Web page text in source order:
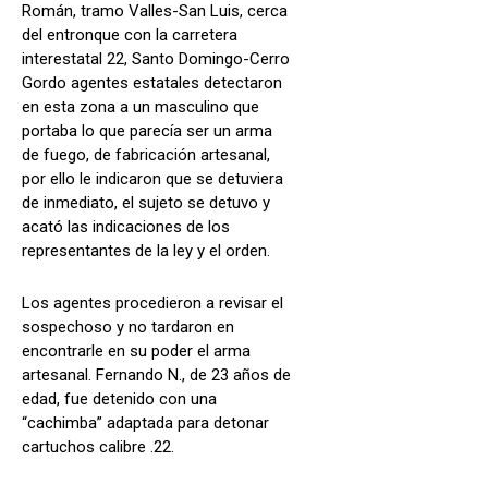
Román, tramo Valles-San Luis, cerca
del entronque con la carretera
interestatal 22, Santo Domingo-Cerro
Gordo agentes estatales detectaron
en esta zona a un masculino que
portaba lo que parecía ser un arma
de fuego, de fabricación artesanal,
por ello le indicaron que se detuviera
de inmediato, el sujeto se detuvo y
acató las indicaciones de los
representantes de la ley y el orden.
Los agentes procedieron a revisar el
sospechoso y no tardaron en
encontrarle en su poder el arma
artesanal. Fernando N., de 23 años de
edad, fue detenido con una
“cachimba” adaptada para detonar
cartuchos calibre .22.